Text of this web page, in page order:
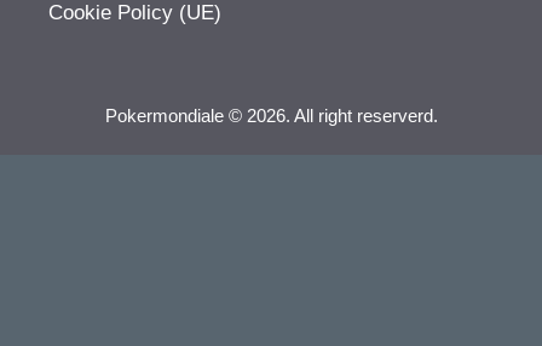
Cookie Policy (UE)
Pokermondiale © 2026. All right reserverd.